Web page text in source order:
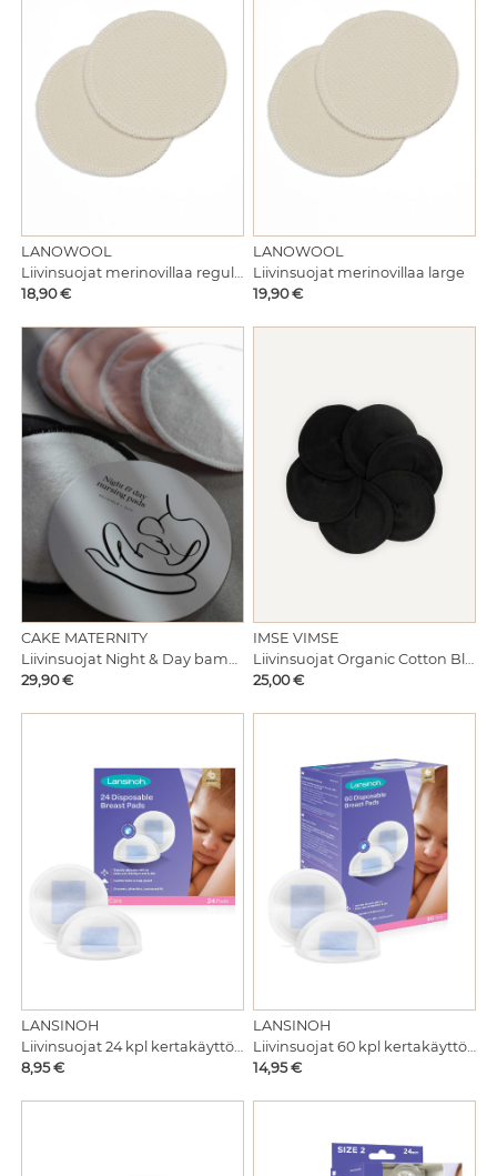
LANOWOOL
Hinta
18,90 €
LANOWOOL
Liivinsuojat merinovillaa large
Hinta
19,90 €
CAKE MATERNITY
Liivinsuojat Night & Day bambua 3 paria
Hinta
29,90 €
IMSE VIMSE
Liivinsuojat Organic Cotton Black 6kpl
Hinta
25,00 €
LANSINOH
Hinta
8,95 €
LANSINOH
Hinta
14,95 €